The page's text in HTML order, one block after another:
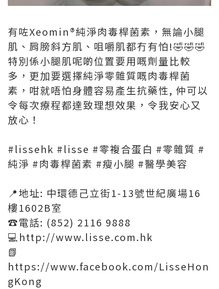
有咗Xeomin®️純淨肉毒桿菌素，無論小腿
肌、肩膀斜方肌、咀嚼肌都冇有怕!🤣🤣🤣
特別係小腿肌呢啲位置要用嘅劑量比較
多，更加要選擇純淨零雜質嘅肉毒桿菌
素，咁就唔怕身體容易產生抗藥性, 仲可以
令每次療程都達致理想效果，令我安心又
放心！
#lissehk #lisse #零複合蛋白 #零雜質 #
純淨 #肉毒桿菌素 #瘦小腿 #醫學美容
📍地址: 中環德己立街1-13號世紀廣場16
樓1602B室
☎️電話: (852) 2116 9888
💻http://www.lisse.com.hk
📗
https://www.facebook.com/LisseHon
gKong